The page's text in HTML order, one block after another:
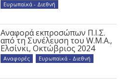
Ευρωπαϊκά - Διεθνή
Αναφορά εκπροσώπων Π.Ι.Σ.
από τη Συνέλευση του W.M.A.,
Ελσίνκι, Οκτώβριος 2024
Αναφορές Ευρωπαϊκά - Διεθνή